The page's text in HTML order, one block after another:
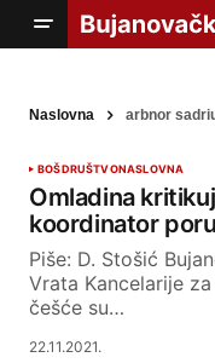
Naslovna arbnor
BOŠDRUŠTVONASLOVNA
Omladina
koordinator
Piše: D. Stošić
Vrata Kancelarije
češće su…
22.11.2021.